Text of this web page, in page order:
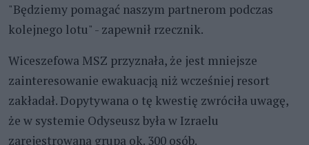
"Będziemy pomagać naszym partnerom podczas
kolejnego lotu" - zapewnił rzecznik.
Wiceszefowa MSZ przyznała, że jest mniejsze
zainteresowanie ewakuacją niż wcześniej resort
zakładał. Dopytywana o tę kwestię zwróciła uwagę,
że w systemie Odyseusz była w Izraelu
zarejestrowana grupa ok. 300 osób.